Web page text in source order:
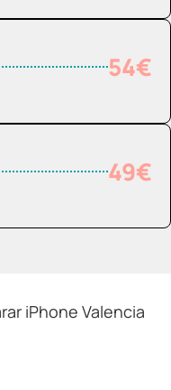
54€
49€
iPhone Valencia